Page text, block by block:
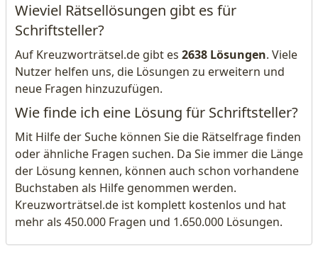
Wieviel Rätsellösungen gibt es für
Schriftsteller?
Auf Kreuzworträtsel.de gibt es 2638 Lösungen. Viele
Nutzer helfen uns, die Lösungen zu erweitern und
neue Fragen hinzuzufügen.
Wie finde ich eine Lösung für Schriftsteller?
Mit Hilfe der Suche können Sie die Rätselfrage finden
oder ähnliche Fragen suchen. Da Sie immer die Länge
der Lösung kennen, können auch schon vorhandene
Buchstaben als Hilfe genommen werden.
Kreuzworträtsel.de ist komplett kostenlos und hat
mehr als 450.000 Fragen und 1.650.000 Lösungen.